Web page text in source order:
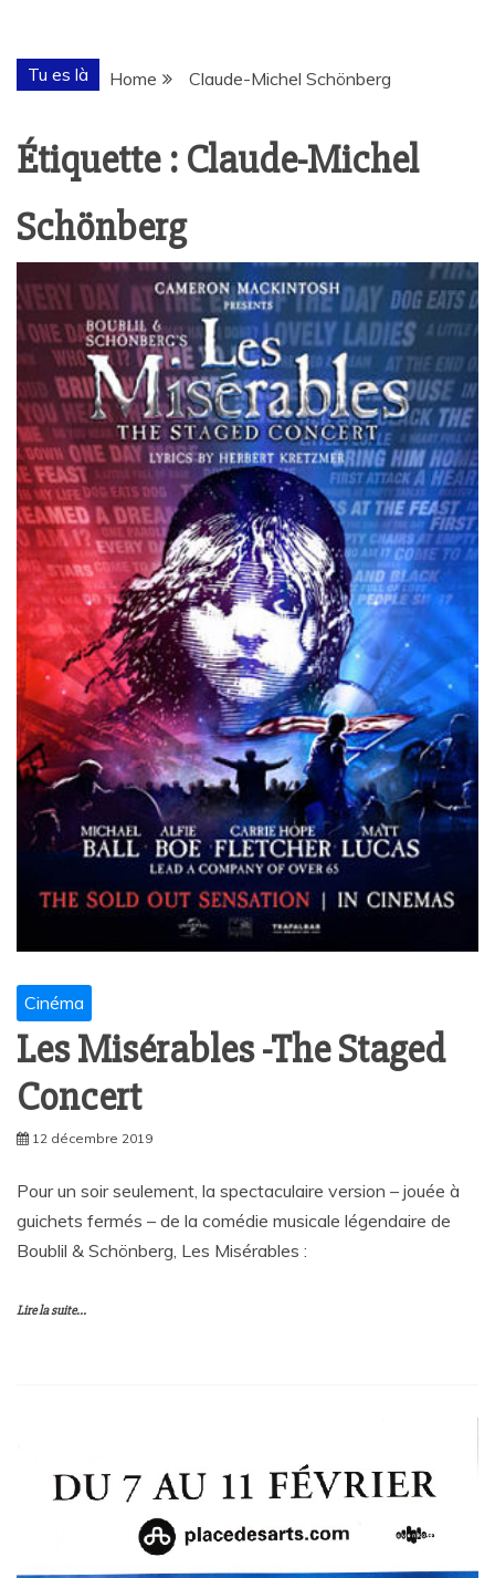
Tu es là Home Claude-Michel Schönberg
Étiquette : Claude-Michel
Schönberg
Cinéma
Les Misérables -The Staged
Concert
12 décembre 2019
Pour un soir seulement, la spectaculaire version – jouée à
guichets fermés – de la comédie musicale légendaire de
Boublil & Schönberg, Les Misérables :
Lire la suite...